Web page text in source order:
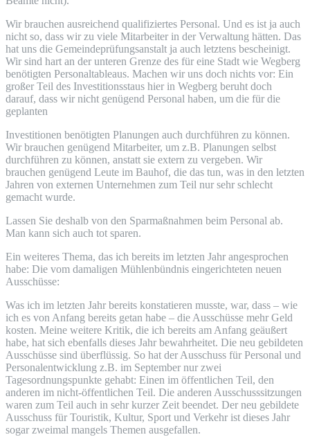
Wir brauchen ausreichend qualifiziertes Personal. Und es ist ja auch
nicht so, dass wir zu viele Mitarbeiter in der Verwaltung hätten. Das
hat uns die Gemeindeprüfungsanstalt ja auch letztens bescheinigt.
Wir sind hart an der unteren Grenze des für eine Stadt wie Wegberg
benötigten Personaltableaus. Machen wir uns doch nichts vor: Ein
großer Teil des Investitionsstaus hier in Wegberg beruht doch
darauf, dass wir nicht genügend Personal haben, um die für die
geplanten
Investitionen benötigten Planungen auch durchführen zu können.
Wir brauchen genügend Mitarbeiter, um z.B. Planungen selbst
durchführen zu können, anstatt sie extern zu vergeben. Wir
brauchen genügend Leute im Bauhof, die das tun, was in den letzten
Jahren von externen Unternehmen zum Teil nur sehr schlecht
gemacht wurde.
Lassen Sie deshalb von den Sparmaßnahmen beim Personal ab.
Man kann sich auch tot sparen.
Ein weiteres Thema, das ich bereits im letzten Jahr angesprochen
habe: Die vom damaligen Mühlenbündnis eingerichteten neuen
Ausschüsse:
Was ich im letzten Jahr bereits konstatieren musste, war, dass – wie
ich es von Anfang bereits getan habe – die Ausschüsse mehr Geld
kosten. Meine weitere Kritik, die ich bereits am Anfang geäußert
habe, hat sich ebenfalls dieses Jahr bewahrheitet. Die neu gebildeten
Ausschüsse sind überflüssig. So hat der Ausschuss für Personal und
Personalentwicklung z.B. im September nur zwei
Tagesordnungspunkte gehabt: Einen im öffentlichen Teil, den
anderen im nicht-öffentlichen Teil. Die anderen Ausschusssitzungen
waren zum Teil auch in sehr kurzer Zeit beendet. Der neu gebildete
Ausschuss für Touristik, Kultur, Sport und Verkehr ist dieses Jahr
sogar zweimal mangels Themen ausgefallen.